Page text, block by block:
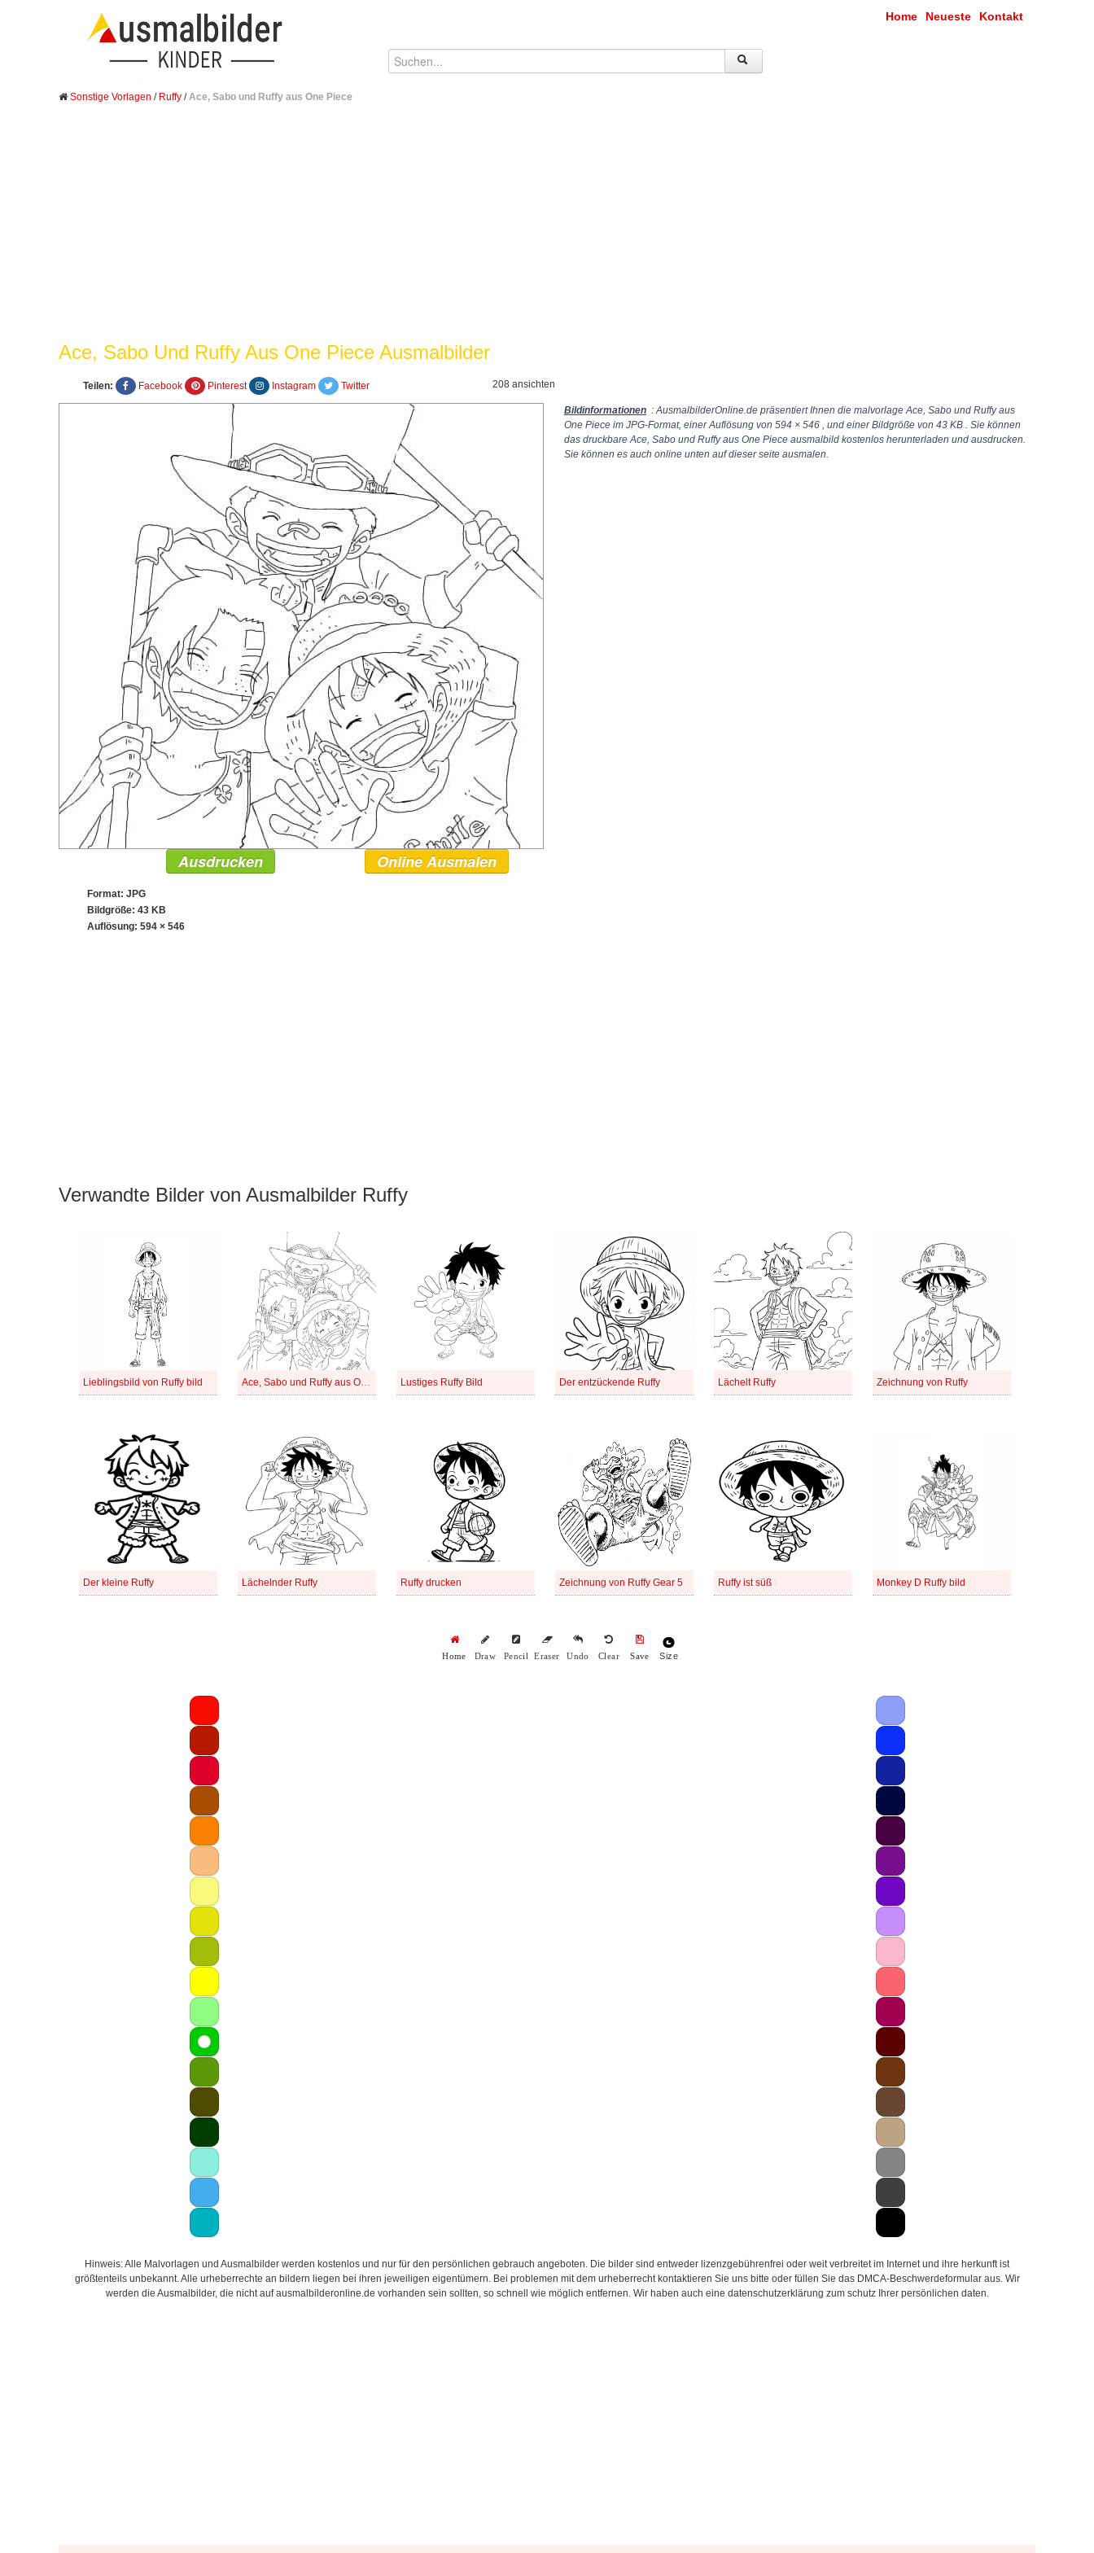
Home Neueste Kontakt
Sonstige Vorlagen / Ruffy /Ace, Sabo und Ruffy aus One Piece
Ace, Sabo Und Ruffy Aus One Piece Ausmalbilder
Teilen: Facebook Pinterest Instagram Twitter 208 ansichten
Bildinformationen : AusmalbilderOnline.de präsentiert Ihnen die malvorlage Ace, Sabo und Ruffy aus
One Piece im JPG-Format, einer Auflösung von 594 × 546 , und einer Bildgröße von 43 KB . Sie können
das druckbare Ace, Sabo und Ruffy aus One Piece ausmalbild kostenlos herunterladen und ausdrucken.
Sie können es auch online unten auf dieser seite ausmalen.
Ausdrucken Online Ausmalen
Format: JPG
Bildgröße: 43 KB
Auflösung: 594 × 546
Verwandte Bilder von Ausmalbilder Ruffy
Lieblingsbild von Ruffy bild Ace, Sabo und Ruffy aus One Piece Lustiges Ruffy Bild Der entzückende Ruffy Lächelt Ruffy Zeichnung von Ruffy
Der kleine Ruffy Lächelnder Ruffy Ruffy drucken Zeichnung von Ruffy Gear 5 Ruffy ist süß Monkey D Ruffy bild
Home Draw Pencil Eraser Undo Clear Save Size
Hinweis: Alle Malvorlagen und Ausmalbilder werden kostenlos und nur für den persönlichen gebrauch angeboten. Die bilder sind entweder lizenzgebührenfrei oder weit verbreitet im Internet und ihre herkunft ist
größtenteils unbekannt. Alle urheberrechte an bildern liegen bei ihren jeweiligen eigentümern. Bei problemen mit dem urheberrecht kontaktieren Sie uns bitte oder füllen Sie das DMCA-Beschwerdeformular aus. Wir
werden die Ausmalbilder, die nicht auf ausmalbilderonline.de vorhanden sein sollten, so schnell wie möglich entfernen. Wir haben auch eine datenschutzerklärung zum schutz Ihrer persönlichen daten.